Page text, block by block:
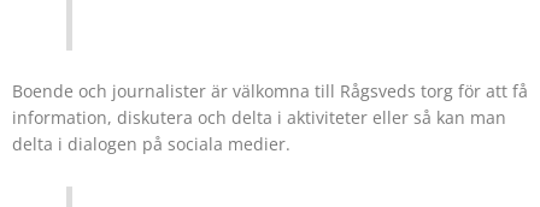
Boende och journalister är välkomna till Rågsveds torg för att få
information, diskutera och delta i aktiviteter eller så kan man
delta i dialogen på sociala medier.